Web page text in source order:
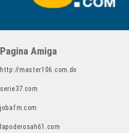
Pagina Amiga
http://master106.com.do
serie37.com
jobafm.com
lapoderosah61.com